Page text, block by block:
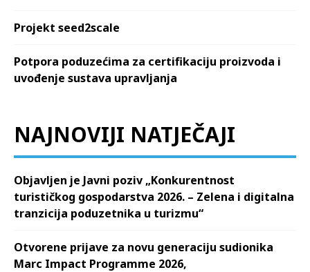
Projekt seed2scale
Potpora poduzećima za certifikaciju proizvoda i
uvođenje sustava upravljanja
NAJNOVIJI NATJEČAJI
Objavljen je Javni poziv „Konkurentnost
turističkog gospodarstva 2026. – Zelena i digitalna
tranzicija poduzetnika u turizmu“
Otvorene prijave za novu generaciju sudionika
Marc Impact Programme 2026,